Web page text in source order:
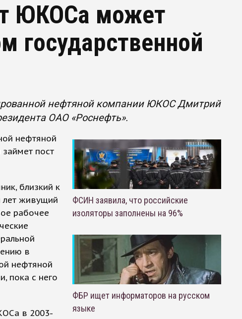
ЮКОСа может
государственной
нефтяной компании ЮКОС Дмитрий
ОАО «Роснефть».
нефтяной
пост
близкий к
лет живущий
рабочее
в
нефтяной
пока с него
в 2003-
ФСИН заявила, что российские
изоляторы заполнены на 96%
ФБР ищет информаторов на русском
языке